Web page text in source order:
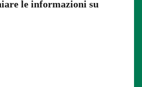
le informazioni su